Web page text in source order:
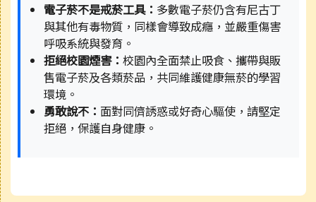
電子菸不是戒菸工具： 多數電子菸仍含有尼古丁
與其他有毒物質，同樣會導致成癮，並嚴重傷害
呼吸系統與發育。
拒絕校園煙害：校園內全面禁止吸食、攜帶與販
售電子菸及各類菸品，共同維護健康無菸的學習
環境。
勇敢說不： 面對同儕誘惑或好奇心驅使，請堅定
拒絕，保護自身健康。